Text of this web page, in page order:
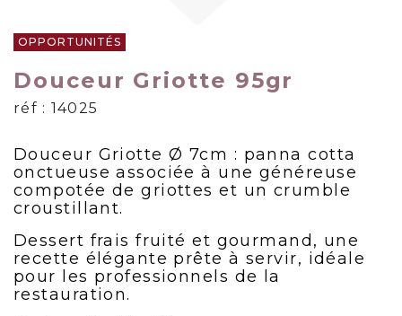
OPPORTUNITÉS
Douceur Griotte 95gr
réf : 14025
Douceur Griotte Ø 7cm : panna cotta
onctueuse associée à une généreuse
compotée de griottes et un crumble
croustillant.
Dessert frais fruité et gourmand, une
recette élégante prête à servir, idéale
pour les professionnels de la
restauration.